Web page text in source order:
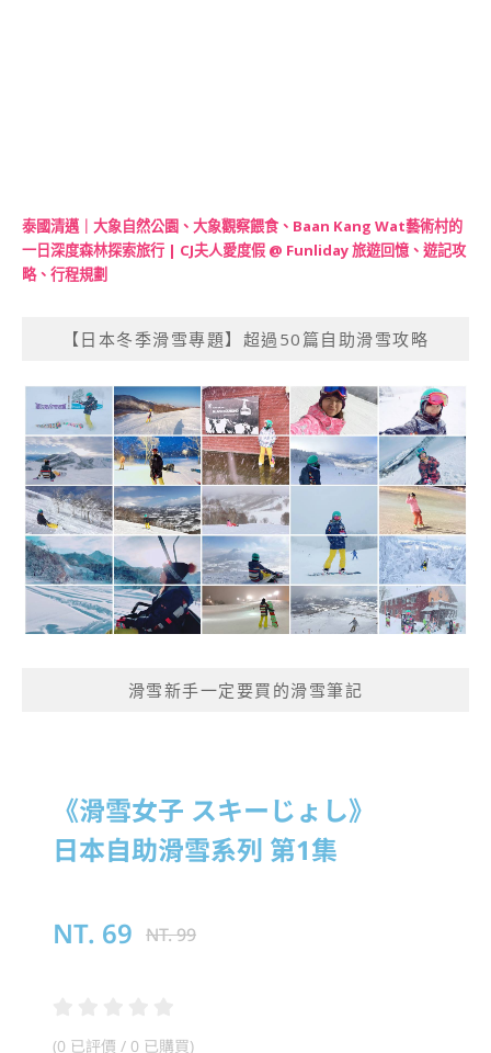
泰國清邁｜大象自然公園、大象觀察餵食、Baan Kang Wat藝術村的
一日深度森林探索旅行 | CJ夫人愛度假 @ Funliday 旅遊回憶、遊記攻
略、行程規劃
【日本冬季滑雪專題】超過50篇自助滑雪攻略
滑雪新手一定要買的滑雪筆記